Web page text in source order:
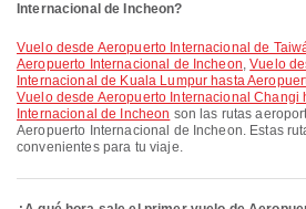
Internacional de Incheon?
Vuelo desde Aeropuerto Internacional de Taiwán Taoyuan hasta
Aeropuerto Internacional de Incheon,Vuelo
Internacional de Kuala Lumpur hasta
Vuelo desde Aeropuerto Internacional Changi
Internacional de Incheon son las rutas
Aeropuerto Internacional de Incheon. Estas
convenientes para tu viaje.